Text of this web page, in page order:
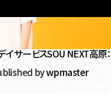
イサービスSOU NEXT高原：
bywpmaster